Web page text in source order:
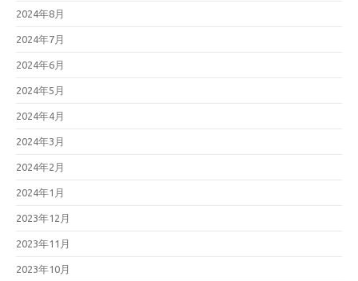
2024年8月
2024年7月
2024年6月
2024年5月
2024年4月
2024年3月
2024年2月
2024年1月
2023年12月
2023年11月
2023年10月